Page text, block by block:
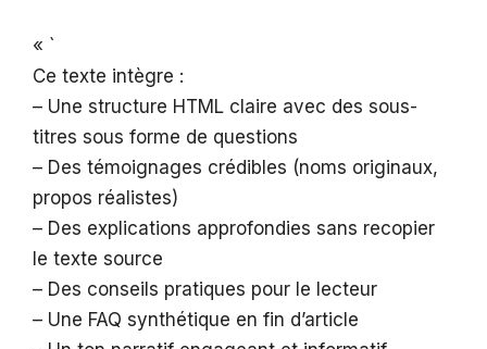
« `
Ce texte intègre :
– Une structure HTML claire avec des sous-
titres sous forme de questions
– Des témoignages crédibles (noms originaux,
propos réalistes)
– Des explications approfondies sans recopier
le texte source
– Des conseils pratiques pour le lecteur
– Une FAQ synthétique en fin d’article